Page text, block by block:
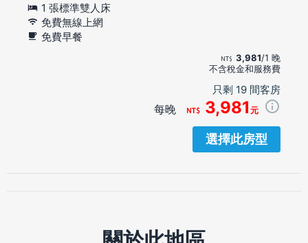
1 張標準雙人床
免費無線上網
免費早餐
3,981/1 晚
不含稅金和服務費
只剩 19 間客房
每晚 3,981 元
選擇此房型